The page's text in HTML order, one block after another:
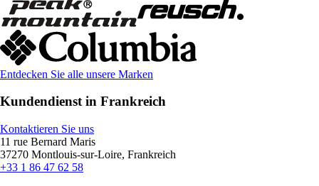
Entdecken Sie alle unsere Marken
Kundendienst in Frankreich
Kontaktieren Sie uns
11 rue Bernard Maris
37270 Montlouis-sur-Loire, Frankreich
+33 1 86 47 62 58